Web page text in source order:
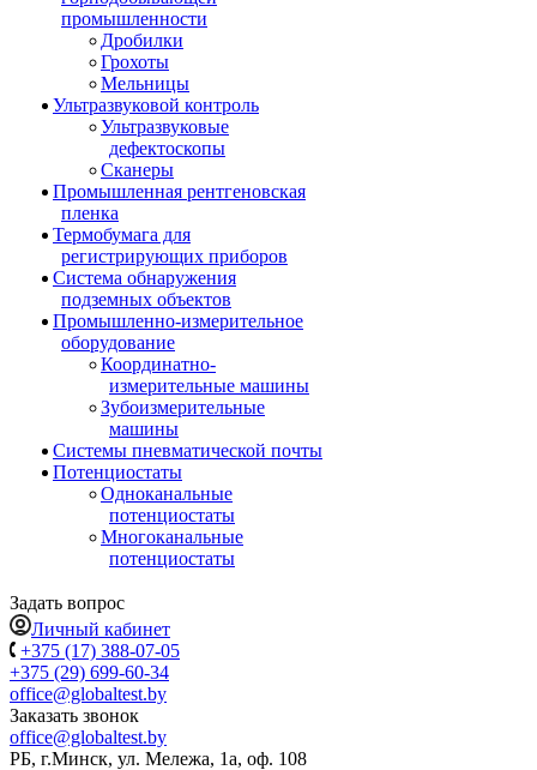
промышленности
Дробилки
Грохоты
Мельницы
Ультразвуковой контроль
Ультразвуковые
дефектоскопы
Сканеры
Промышленная рентгеновская
пленка
Термобумага для
регистрирующих приборов
Система обнаружения
подземных объектов
Промышленно-измерительное
оборудование
Координатно-
измерительные машины
Зубоизмерительные
машины
Системы пневматической почты
Потенциостаты
Одноканальные
потенциостаты
Многоканальные
потенциостаты
Задать вопрос
Личный кабинет
+375 (17) 388-07-05
+375 (29) 699-60-34
office@globaltest.by
Заказать звонок
office@globaltest.by
РБ, г.Минск, ул. Мележа, 1а, оф. 108